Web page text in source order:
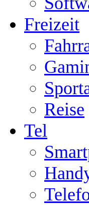
Freizeit
Reise
Tel